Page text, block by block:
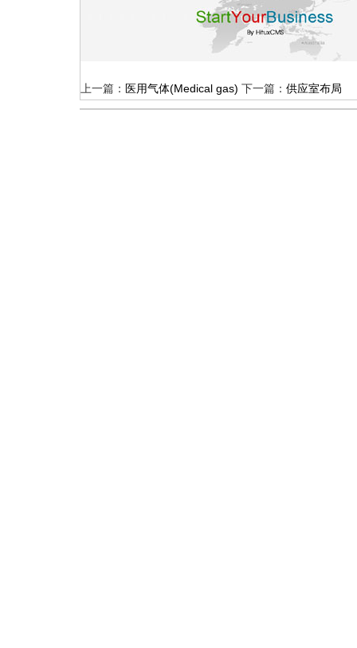
上一篇： 医用气体(Medical gas) 下一篇： 供应室布局